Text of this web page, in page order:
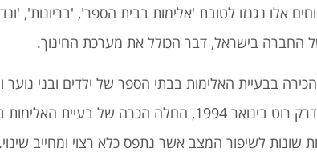
אלו נגנזו לטובת 'אלימות בבית הספר', 'בריונות',
בישראל, דבר הכולל את מערכת החינוך.
החברה לא הכירה בבעיית האלימות בבתי הספר של ילדים
המקרה של רצח נהג המונית דרק רוט בינואר 1994,
שונות לשיפור המצב אשר נתפס כלא רצוי ומחייב